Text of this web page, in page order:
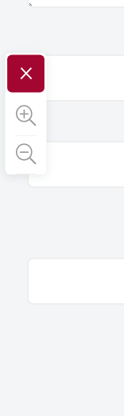
×